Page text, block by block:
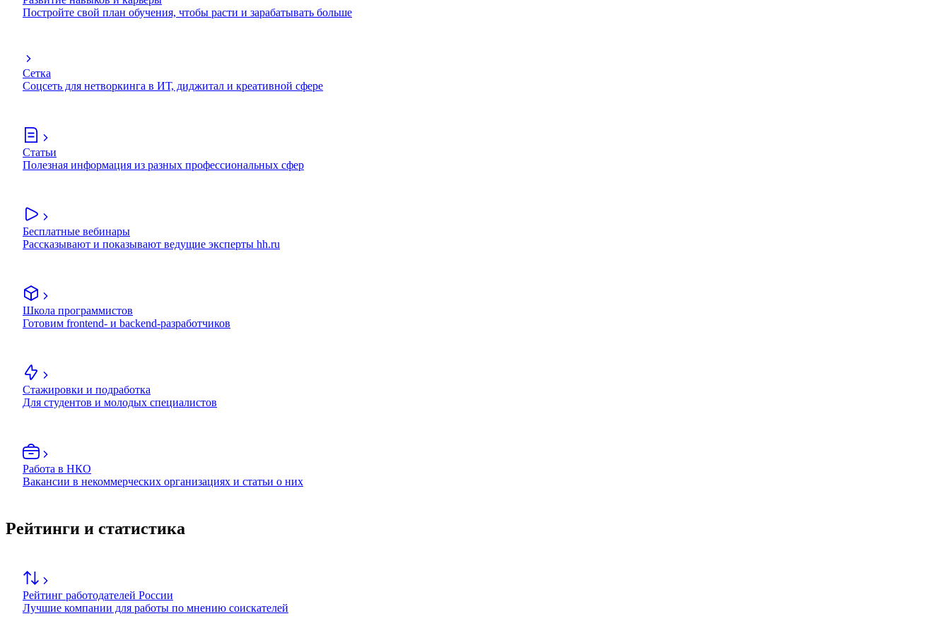
Постройте свой план обучения, чтобы расти и зарабатывать больше
Сетка
Соцсеть для нетворкинга в ИТ, диджитал и креативной сфере
Статьи
Полезная информация из разных профессиональных сфер
Бесплатные вебинары
Рассказывают и показывают ведущие эксперты hh.ru
Школа программистов
Готовим frontend- и backend-разработчиков
Стажировки и подработка
Для студентов и молодых специалистов
Работа в НКО
Вакансии в некоммерческих организациях и статьи о них
Рейтинги и статистика
Рейтинг работодателей России
Лучшие компании для работы по мнению соискателей